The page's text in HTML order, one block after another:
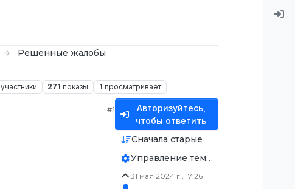
Решенные жалобы
участники 271 показы 1 просматривает
#1
Авторизуйтесь,
чтобы ответить
Сначала старые
Управление темой
31 мая 2024 г., 17:26